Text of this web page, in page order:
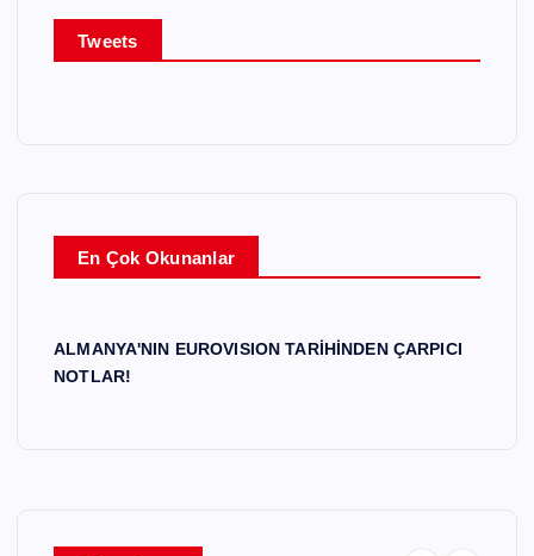
Tweets
En Çok Okunanlar
ALMANYA'NIN EUROVISION TARİHİNDEN ÇARPICI
NOTLAR!